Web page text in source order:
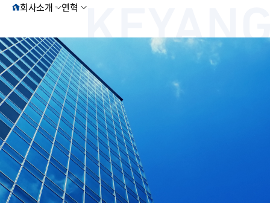
회사소개 연혁